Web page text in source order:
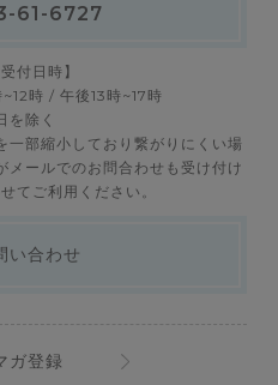
61-6727
付日時】
時 / 午後13時~17時
を除く
一部縮小しており繋がりにくい場
メールでのお問合わせも受け付け
てご利用ください。
い合わせ
ガ登録